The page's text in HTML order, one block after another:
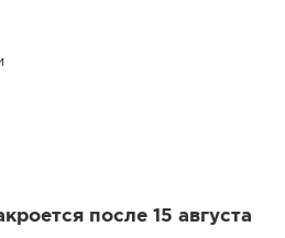
после 15 августа